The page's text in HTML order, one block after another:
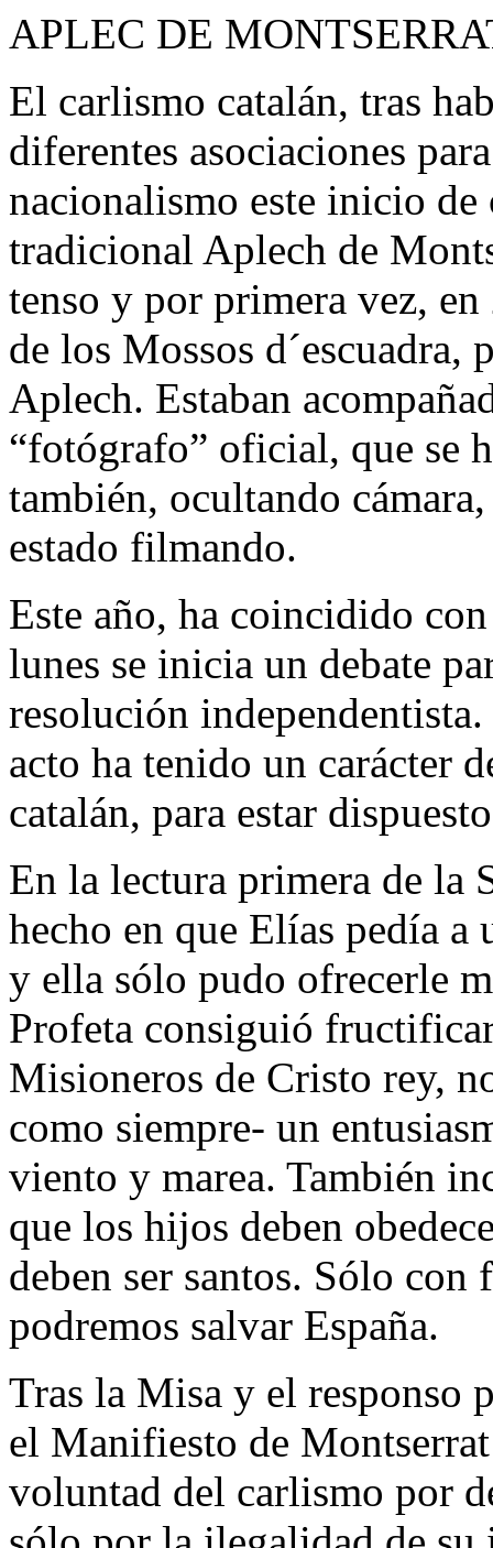
APLEC DE
El carlismo catalán, tras
diferentes asociaciones
nacionalismo este inicio de
tradicional Aplech de
tenso y por primera vez, en
de los Mossos d´escuadra,
Aplech. Estaban
“fotógrafo” oficial, que se
también, ocultando
estado filmando.
Este año, ha coincidido
lunes se inicia un debate
resolución
acto ha tenido un carácter
catalán, para estar
En la lectura primera de la
hecho en que Elías pedía a
y ella sólo pudo ofrecerle
Profeta consiguió
Misioneros de Cristo rey,
como siempre- un
viento y marea. También
que los hijos deben
deben ser santos. Sólo
podremos salvar España.
Tras la Misa y el responso
el Manifiesto de
voluntad del carlismo por